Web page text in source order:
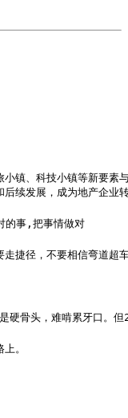
镇、科技小镇等新要素
续发展，成为地产企业
,把事情做对
捷径，不要相信弯道超
硬骨头，难啃累牙口。
。